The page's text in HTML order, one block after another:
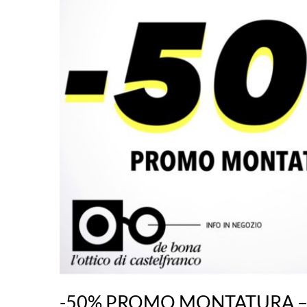
-50% PROMO MONTATURA